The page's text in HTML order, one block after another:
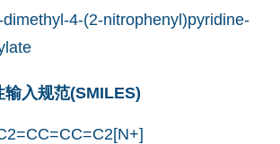
4-(2-nitrophenyl)pyridine-
输入规范(SMILES)